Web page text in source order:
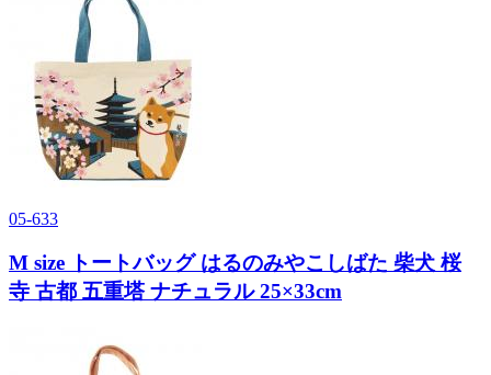
05-633
M size トートバッグ はるのみやこしばた 柴犬 桜
寺 古都 五重塔 ナチュラル 25×33cm